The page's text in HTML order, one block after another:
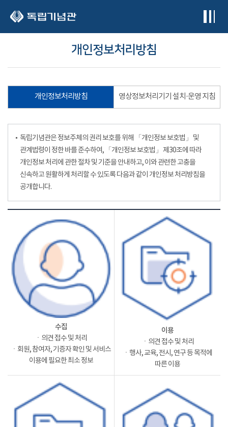
개인정보처리방침
개인정보처리방침 영상정보처리기기 설치·운영 지침
독립기념관은 정보주체의 권리 보호를 위해 「개인정보 보호법」 및
관계법령이 정한 바를 준수하여, 「개인정보 보호법」 제30조에 따라
개인정보 처리에 관한 절차 및 기준을 안내하고, 이와 관련한 고충을
신속하고 원활하게 처리할 수 있도록 다음과 같이 개인정보 처리방침을
공개합니다.
수집
ㆍ의견 접수 및 처리
ㆍ회원, 참여자, 기증자 확인 및 서비스
이용에 필요한 최소 정보
이용
ㆍ의견 접수 및 처리
ㆍ행사, 교육, 전시, 연구 등 목적에
따른 이용